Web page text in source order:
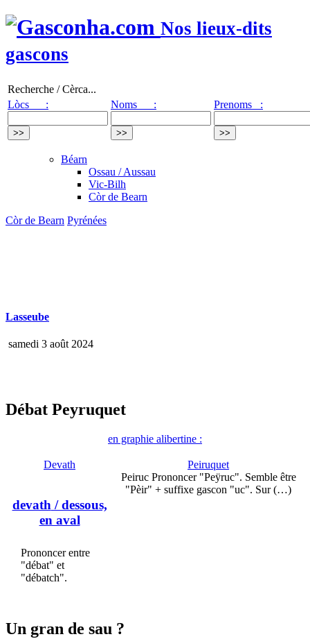
Nos lieux-dits
gascons
Recherche / Cèrca...
Lòcs :
Noms : Prenoms :
Béarn
Ossau / Aussau
Vic-Bilh
Còr de Bearn
Còr de Bearn Pyrénées
Lasseube
samedi 3 août 2024
Débat Peyruquet
en graphie alibertine :
Devath
devath / dessous,
en aval
Prononcer entre
"débat" et
"débatch".
Peiruquet
Peiruc Prononcer "Peÿruc". Semble être
"Pèir" + suffixe gascon "uc". Sur (…)
Un gran de sau ?